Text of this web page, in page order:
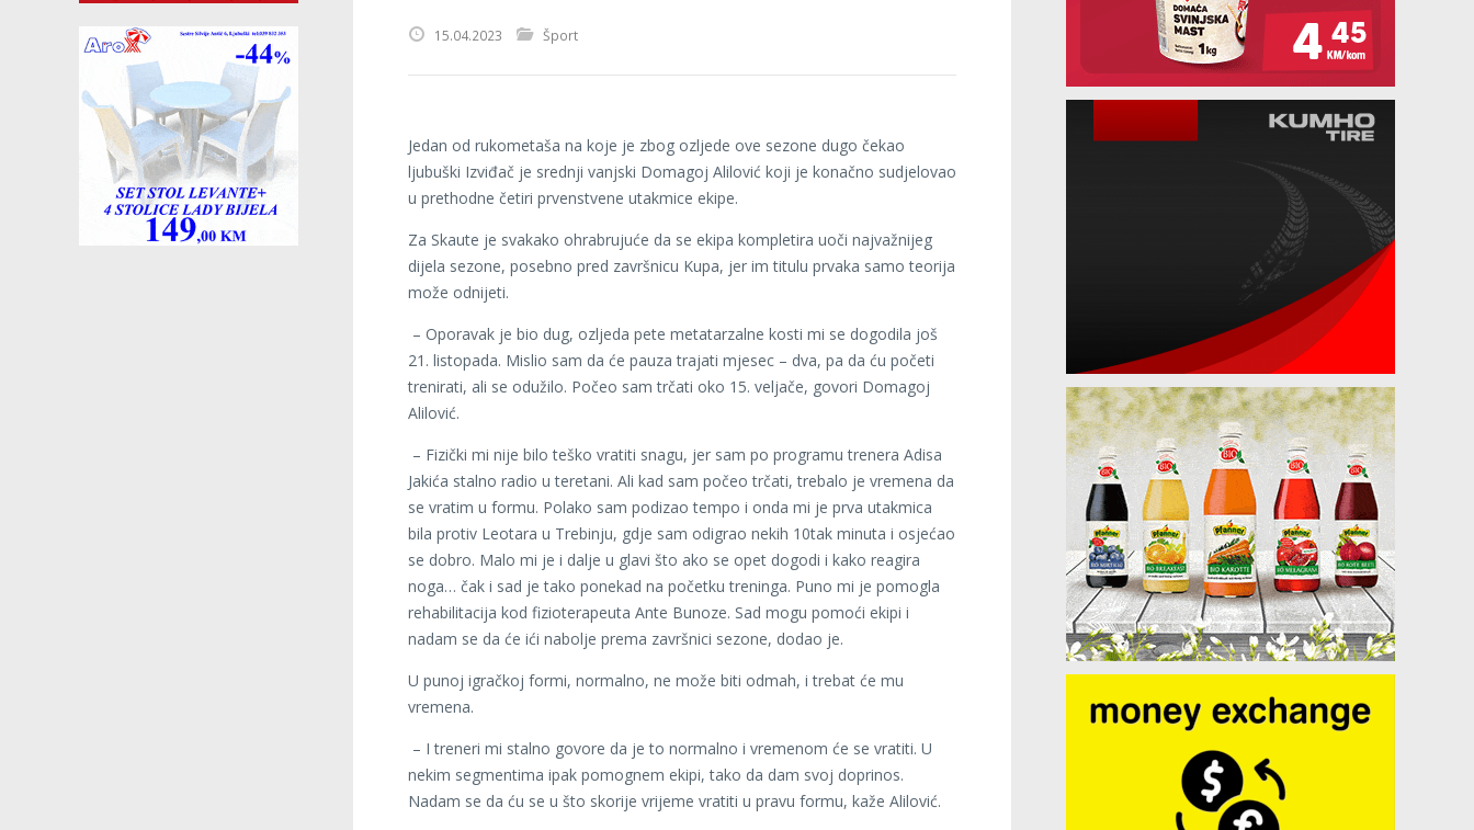
15.04.2023 Šport
Jedan od rukometaša na koje je zbog ozljede ove sezone dugo čekao
ljubuški Izviđač je srednji vanjski Domagoj Alilović koji je konačno sudjelovao
u prethodne četiri prvenstvene utakmice ekipe.
Za Skaute je svakako ohrabrujuće da se ekipa kompletira uoči najvažnijeg
dijela sezone, posebno pred završnicu Kupa, jer im titulu prvaka samo teorija
može odnijeti.
– Oporavak je bio dug, ozljeda pete metatarzalne kosti mi se dogodila još
21. listopada. Mislio sam da će pauza trajati mjesec – dva, pa da ću početi
trenirati, ali se odužilo. Počeo sam trčati oko 15. veljače, govori Domagoj
Alilović.
– Fizički mi nije bilo teško vratiti snagu, jer sam po programu trenera Adisa
Jakića stalno radio u teretani. Ali kad sam počeo trčati, trebalo je vremena da
se vratim u formu. Polako sam podizao tempo i onda mi je prva utakmica
bila protiv Leotara u Trebinju, gdje sam odigrao nekih 10tak minuta i osjećao
se dobro. Malo mi je i dalje u glavi što ako se opet dogodi i kako reagira
noga… čak i sad je tako ponekad na početku treninga. Puno mi je pomogla
rehabilitacija kod fizioterapeuta Ante Bunoze. Sad mogu pomoći ekipi i
nadam se da će ići nabolje prema završnici sezone, dodao je.
U punoj igračkoj formi, normalno, ne može biti odmah, i trebat će mu
vremena.
– I treneri mi stalno govore da je to normalno i vremenom će se vratiti. U
nekim segmentima ipak pomognem ekipi, tako da dam svoj doprinos.
Nadam se da ću se u što skorije vrijeme vratiti u pravu formu, kaže Alilović.